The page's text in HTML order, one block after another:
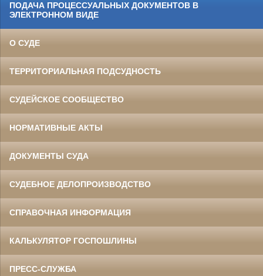
ПОДАЧА ПРОЦЕССУАЛЬНЫХ ДОКУМЕНТОВ В
ЭЛЕКТРОННОМ ВИДЕ
О СУДЕ
ТЕРРИТОРИАЛЬНАЯ ПОДСУДНОСТЬ
СУДЕЙСКОЕ СООБЩЕСТВО
НОРМАТИВНЫЕ АКТЫ
ДОКУМЕНТЫ СУДА
СУДЕБНОЕ ДЕЛОПРОИЗВОДСТВО
СПРАВОЧНАЯ ИНФОРМАЦИЯ
КАЛЬКУЛЯТОР ГОСПОШЛИНЫ
ПРЕСС-СЛУЖБА